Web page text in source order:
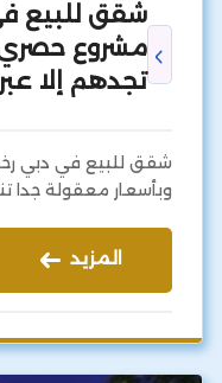
مشروع حصري
تجدهم إلا
شقق للبيع في دبي
وبأسعار معقولة جدا
المزيد